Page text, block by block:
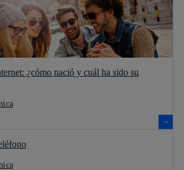
¿cómo nació y cuál ha sido su